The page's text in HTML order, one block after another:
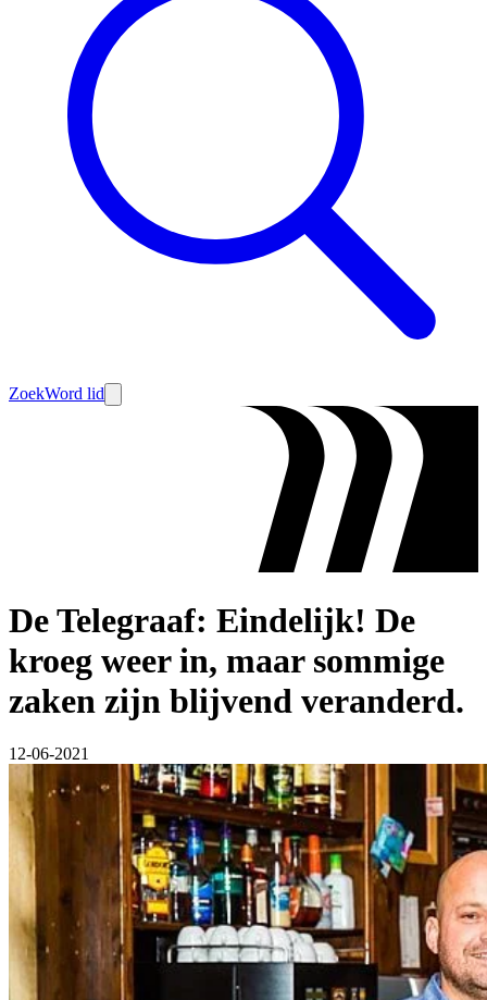
ZoekWord lid
De Telegraaf: Eindelijk! De
kroeg weer in, maar sommige
zaken zijn blijvend veranderd.
12-06-2021